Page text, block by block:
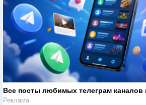
Все посты любимых телеграм каналов
Реклама